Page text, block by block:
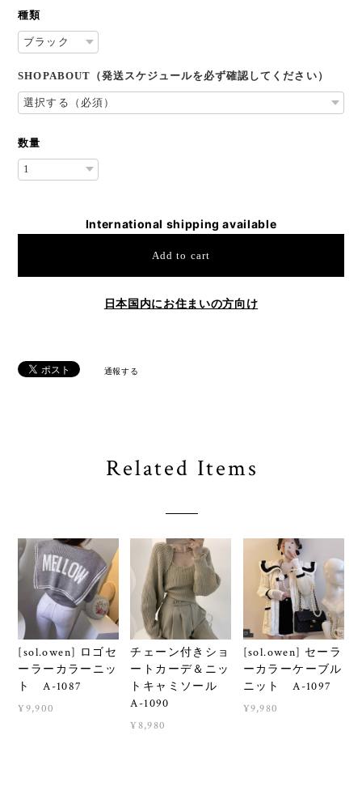
種類
SHOPABOUT（発送スケジュールを必ず確認してください）
数量
International shipping available
Add to cart
日本国内にお住まいの方向け
通報する
Related Items
[sol.owen] ロゴセ
ーラーカラーニッ
ト A-1087
¥9,900
チェーン付きショ
ートカーデ＆ニッ
トキャミソール
A-1090
¥8,980
[sol.owen] セーラ
ーカラーケーブル
ニット A-1097
¥9,980